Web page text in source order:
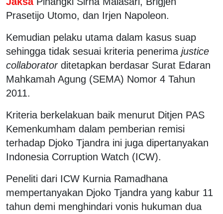
Prasetijo Utomo, dan Irjen Napoleon.
Kemudian pelaku utama dalam kasus suap
sehingga tidak sesuai kriteria penerima justice
collaboratorditetapkan berdasar Surat Edaran
Mahkamah Agung (SEMA) Nomor 4 Tahun
2011.
Kriteria berkelakuan baik menurut Ditjen PAS
Kemenkumham dalam pemberian remisi
terhadap Djoko Tjandra ini juga dipertanyakan
Indonesia Corruption Watch (ICW).
Peneliti dari ICW Kurnia Ramadhana
mempertanyakan Djoko Tjandra yang kabur 11
tahun demi menghindari vonis hukuman dua